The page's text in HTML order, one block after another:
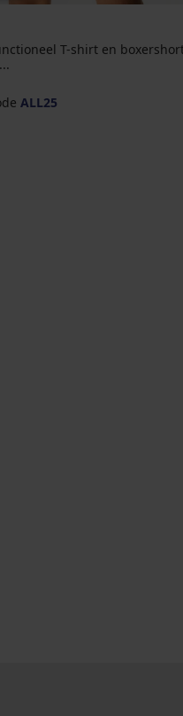
T-shirt en
ALL25